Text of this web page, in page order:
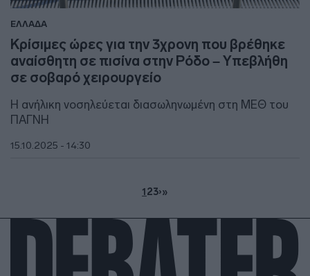
ΕΛΛΑΔΑ
Κρίσιμες ώρες για την 3χρονη που βρέθηκε
αναίσθητη σε πισίνα στην Ρόδο – Υπεβλήθη
σε σοβαρό χειρουργείο
Η ανήλικη νοσηλεύεται διασωληνωμένη στη ΜΕΘ του
ΠΑΓΝΗ
15.10.2025 - 14:30
123›»